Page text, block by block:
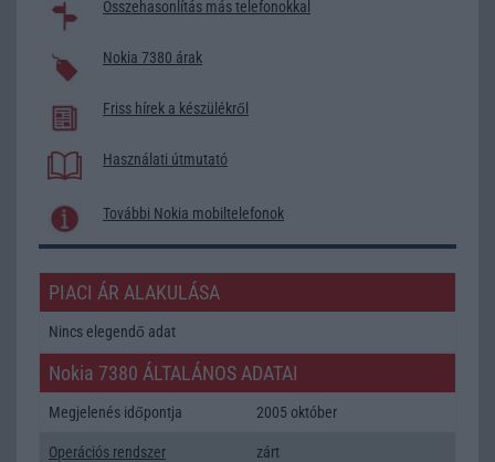
Összehasonlítás más telefonokkal
Nokia 7380 árak
Friss hírek a készülékről
Használati útmutató
További Nokia mobiltelefonok
PIACI ÁR ALAKULÁSA
Nincs elegendő adat
Nokia 7380 ÁLTALÁNOS ADATAI
Megjelenés időpontja 2005 október
Operációs rendszer zárt